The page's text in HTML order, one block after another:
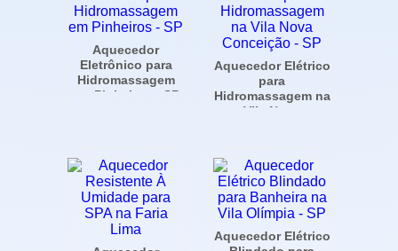
Aquecedor
Eletrônico para
Hidromassagem
em Pinheiros - SP
Aquecedor Elétrico
para
Hidromassagem na
Vila Nova
Aquecedor Elétrico